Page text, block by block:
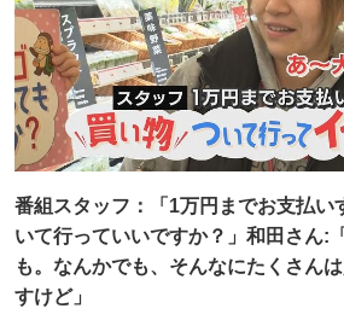
番組スタッフ：「1万円までお支払い
いて行っていいですか？」和田さん:
も。なんかでも、そんなにたくさん
すけど」